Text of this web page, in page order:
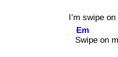
I’m swipe
Swi
Em
pe on